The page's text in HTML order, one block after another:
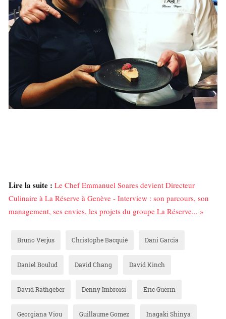
Lire la suite : Le Chef Emmanuel Soares devient Directeur
Culinaire à La Réserve à Genève - Interview : son parcours, son
management, ses envies, les projets du groupe La Réserve... »
Bruno Verjus Christophe Bacquié Dani Garcia
Daniel Boulud David Chang David Kinch
David Rathgeber Denny Imbroisi Eric Guerin
Georgiana Viou Guillaume Gomez Inagaki Shinya